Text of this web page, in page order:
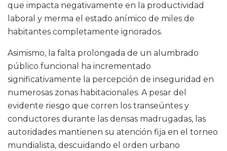
que impacta negativamente en la productividad
laboral y merma el estado anímico de miles de
habitantes completamente ignorados.
Asimismo, la falta prolongada de un alumbrado
público funcional ha incrementado
significativamente la percepción de inseguridad en
numerosas zonas habitacionales. A pesar del
evidente riesgo que corren los transeúntes y
conductores durante las densas madrugadas, las
autoridades mantienen su atención fija en el torneo
mundialista, descuidando el orden urbano